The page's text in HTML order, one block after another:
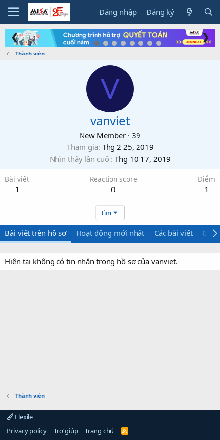
Đăng nhập Đăng ký
❮ ❯
Thành viên
V
vanviet
New Member · 39
Tham gia Thg 2 25, 2019
Nhìn thấy lần cuối Thg 10 17, 2019
Bài viết
1
Reaction score
0
Điểm
1
Tìm
Bài viết trên hồ sơ Hoạt động mới nhất Các bài viết Giới
Hiện tại không có tin nhắn trong hồ sơ của vanviet.
Thành viên
Flexile
Privacy policy
Trợ giúp Trang chủ
R